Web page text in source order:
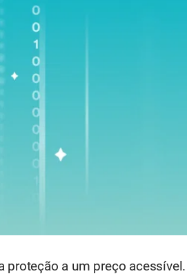
proteção a um preço acessível.